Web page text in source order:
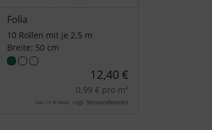
Folia
10 Rollen mit je 2,5 m
Breite: 50 cm
12,40 €
0,99 € pro m²
inkl. 19 % MwSt. zzgl. Versandkosten